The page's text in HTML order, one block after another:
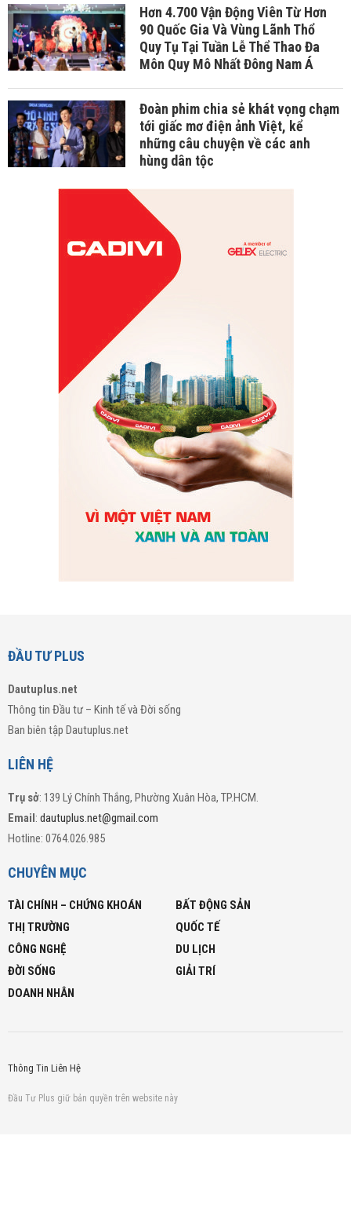
Hơn 4.700 Vận Động Viên Từ Hơn
90 Quốc Gia Và Vùng Lãnh Thổ
Quy Tụ Tại Tuần Lễ Thể Thao Đa
Môn Quy Mô Nhất Đông Nam Á
Đoàn phim chia sẻ khát vọng chạm
tới giấc mơ điện ảnh Việt, kể
những câu chuyện về các anh
hùng dân tộc
ĐẦU TƯ PLUS
Dautuplus.net
Thông tin Đầu tư – Kinh tế và Đời sống
Ban biên tập Dautuplus.net
LIÊN HỆ
Trụ sở: 139 Lý Chính Thắng, Phường Xuân Hòa, TP.HCM.
Email: dautuplus.net@gmail.com
Hotline: 0764.026.985
CHUYÊN MỤC
TÀI CHÍNH – CHỨNG KHOÁN
BẤT ĐỘNG SẢN
THỊ TRƯỜNG
QUỐC TẾ
CÔNG NGHỆ
DU LỊCH
ĐỜI SỐNG
GIẢI TRÍ
DOANH NHÂN
Thông Tin Liên Hệ
Đầu Tư Plus giữ bản quyền trên website này